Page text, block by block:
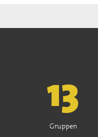
13
Gruppen